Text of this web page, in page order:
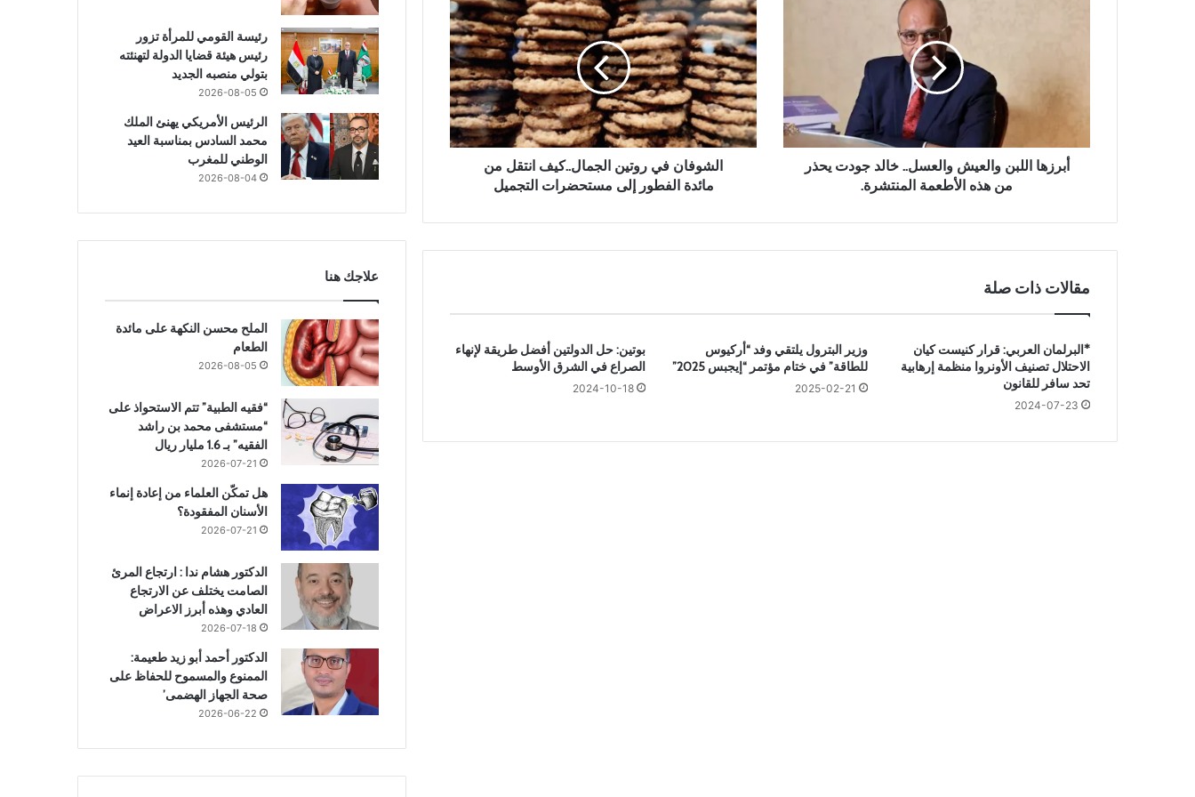
ل
ا
ش
و
ل
ع
س
ل
.
أبرزها اللبن والعيش والعسل.. خالد جودت يحذر
من هذه الأطعمة المنتشرة.
ل
ش
و
ف
ا
ن
ف
ي
ي
م
ل
.
ف
الشوفان في روتين الجمال..كيف انتقل من
مائدة الفطور إلى مستحضرات التجميل
مقالات ذات صلة
*البرلمان العربي: قرار كنيست كيان
الاحتلال تصنيف الأونروا منظمة إرهابية
تحد سافر للقانون
2024-07-23
وزير البترول يلتقي وفد “أركيوس
للطاقة” في ختام مؤتمر “إيجبس 2025”
2025-02-21
بوتين: حل الدولتين أفضل طريقة لإنهاء
الصراع في الشرق الأوسط
2024-10-18
رئيسة القومي للمرأة تزور
رئيس هيئة قضايا الدولة لتهنئته
بتولي منصبه الجديد
2026-08-05
الرئيس الأمريكي يهنئ الملك
محمد السادس بمناسبة العيد
الوطني للمغرب
2026-08-04
علاجك هنا
الملح محسن النكهة على مائدة
الطعام
2026-08-05
“فقيه الطبية” تتم الاستحواذ على
“مستشفى محمد بن راشد
الفقيه” بـ 1.6 مليار ريال
2026-07-21
هل تمكّن العلماء من إعادة إنماء
الأسنان المفقودة؟
2026-07-21
الدكتور هشام ندا : ارتجاع المرئ
الصامت يختلف عن الارتجاع
العادي وهذه أبرز الاعراض
2026-07-18
الدكتور أحمد أبو زيد طعيمة:
الممنوع والمسموح للحفاظ على
صحة الجهاز الهضمى’
2026-06-22